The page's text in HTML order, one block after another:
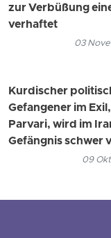
zur Verbüßung
verhaftet
03
Kurdischer
Gefangener im
Parvari, wird im
Gefängnis schwer
09